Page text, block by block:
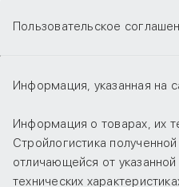
Пользовательское
Информация, указанная на
Информация о товарах, их
Стройлогистика
отличающейся от
технических